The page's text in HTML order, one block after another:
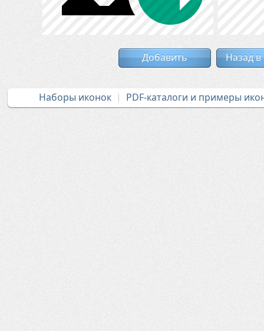
Добавить Назад в
Наборы иконок PDF-каталоги и примеры